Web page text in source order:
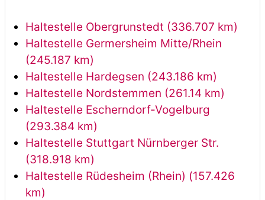
Haltestelle Obergrunstedt (336.707 km)
Haltestelle Germersheim Mitte/Rhein
(245.187 km)
Haltestelle Hardegsen (243.186 km)
Haltestelle Nordstemmen (261.14 km)
Haltestelle Escherndorf-Vogelburg
(293.384 km)
Haltestelle Stuttgart Nürnberger Str.
(318.918 km)
Haltestelle Rüdesheim (Rhein) (157.426
km)